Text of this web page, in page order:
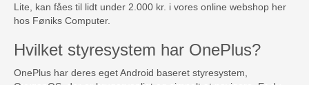
Lite, kan fåes til lidt under 2.000 kr. i vores online webshop her
hos Føniks Computer.
Hvilket styresystem har OnePlus?
OnePlus har deres eget Android baseret styresystem,